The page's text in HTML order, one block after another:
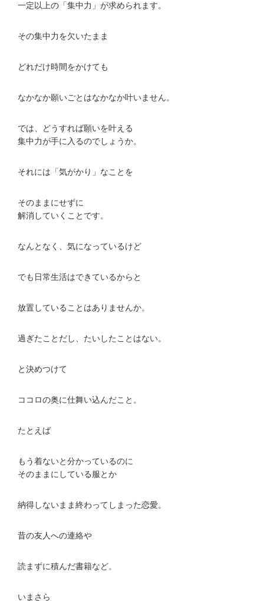
一定以上の「集中力」が求められます。
その集中力を欠いたまま
どれだけ時間をかけても
なかなか願いごとはなかなか叶いません。
では、どうすれば願いを叶える
集中力が手に入るのでしょうか。
それには「気がかり」なことを
そのままにせずに
解消していくことです。
なんとなく、気になっているけど
でも日常生活はできているからと
放置していることはありませんか。
過ぎたことだし、たいしたことはない。
と決めつけて
ココロの奥に仕舞い込んだこと。
たとえば
もう着ないと分かっているのに
そのままにしている服とか
納得しないまま終わってしまった恋愛。
昔の友人への連絡や
読まずに積んだ書籍など。
いまさら